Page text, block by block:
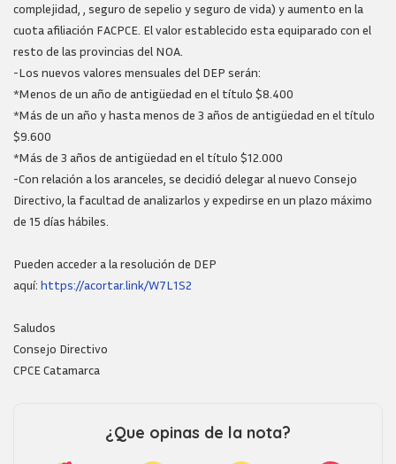
complejidad, , seguro de sepelio y seguro de vida) y aumento en la
cuota afiliación FACPCE. El valor establecido esta equiparado con el
resto de las provincias del NOA.
-Los nuevos valores mensuales del DEP serán:
*Menos de un año de antigüedad en el título $8.400
*Más de un año y hasta menos de 3 años de antigüedad en el título
$9.600
*Más de 3 años de antigüedad en el título $12.000
-Con relación a los aranceles, se decidió delegar al nuevo Consejo
Directivo, la facultad de analizarlos y expedirse en un plazo máximo
de 15 días hábiles.
Pueden acceder a la resolución de DEP
aquí: https://acortar.link/W7L1S2
Saludos
Consejo Directivo
CPCE Catamarca
¿Que opinas de la nota?